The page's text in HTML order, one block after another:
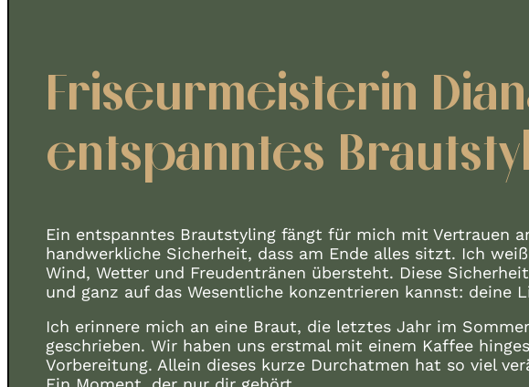
Friseurmeisterin
entspanntes
Ein entspanntes Brautstyling fängt für mich mit Vertrauen
handwerkliche Sicherheit, dass am Ende alles sitzt. Ich
Wind, Wetter und Freudentränen übersteht. Diese
und ganz auf das Wesentliche konzentrieren kannst: deine
Ich erinnere mich an eine Braut, die letztes Jahr im
geschrieben. Wir haben uns erstmal mit einem Kaffee
Vorbereitung. Allein dieses kurze Durchatmen hat so viel